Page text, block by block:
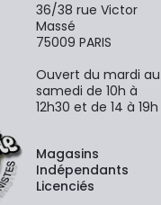
36/38 rue Victor
Massé
75009 PARIS
Ouvert du mardi au
samedi de 10h à
12h30 et de 14 à 19h
Magasins
Indépendants
Licenciés